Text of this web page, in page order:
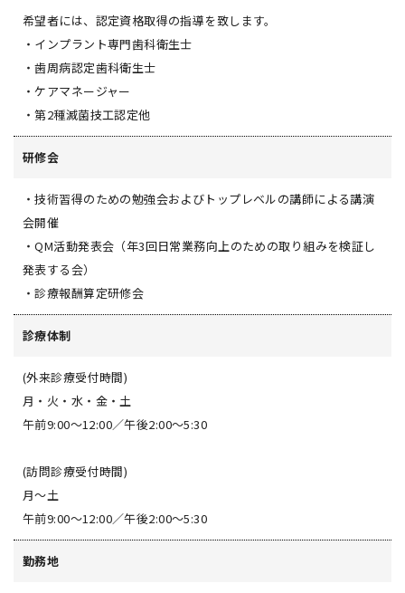
希望者には、認定資格取得の指導を致します。
・インプラント専門歯科衛生士
・歯周病認定歯科衛生士
・ケアマネージャー
・第2種滅菌技工認定他
研修会
・技術習得のための勉強会およびトップレベルの講師による講演
会開催
・QM活動発表会（年3回日常業務向上のための取り組みを検証し
発表する会）
・診療報酬算定研修会
診療体制
(外来診療受付時間)
月・火・水・金・土
午前9:00〜12:00／午後2:00〜5:30
(訪問診療受付時間)
月〜土
午前9:00〜12:00／午後2:00〜5:30
勤務地